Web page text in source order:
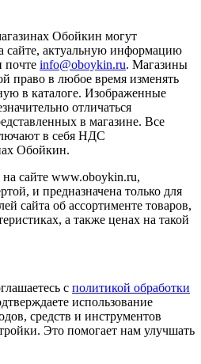
Обойкин могут
сайте, актуальную информацию
почте info@oboykin.ru. Магазины
право в любое время изменять
в каталоге. Изображенные
отличаться
в магазине. Все
в себя НДС
Обойкин.
сайте www.oboykin.ru,
и предназначена только для
сайта об ассортименте товаров,
а также ценах на такой
с политикой обработки
использование
средств и инструментов
Это помогает нам улучшать